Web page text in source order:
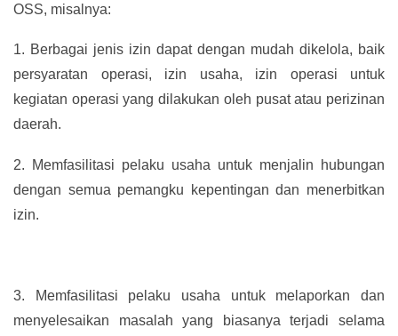
OSS, misalnya:
1. Berbagai jenis izin dapat dengan mudah dikelola, baik
persyaratan operasi, izin usaha, izin operasi untuk
kegiatan operasi yang dilakukan oleh pusat atau perizinan
daerah.
2.
Memfasilitasi pelaku usaha untuk menjalin hubungan
dengan semua pemangku kepentingan dan menerbitkan
izin.
3.
Memfasilitasi pelaku usaha untuk melaporkan dan
menyelesaikan masalah yang biasanya terjadi selama